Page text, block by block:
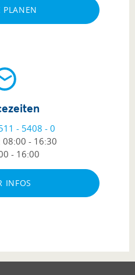
PLANEN
- 5408 - 0
08:00 - 16:30
- 16:00
INFOS